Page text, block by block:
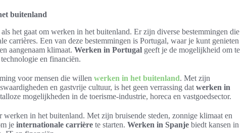
buitenland
het gaat om werken in het buitenland. Er zijn diverse bestemmingen die
carrières. Een van deze bestemmingen is Portugal, waar je kunt genieten
aangenaam klimaat. Werken in Portugal geeft je de mogelijkheid om te
en financiën.
voor mensen die willen werken in het buitenland. Met zijn
en gastvrije cultuur, is het geen verrassing dat werken in
mogelijkheden in de toerisme-industrie, horeca en vastgoedsector.
in het buitenland. Met zijn bruisende steden, zonnige klimaat en
je internationale carrière te starten. Werken in Spanje biedt kansen in